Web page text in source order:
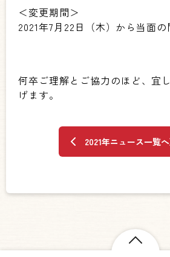
＜変更期間＞
2021年7月22日（木）から当面の
何卒ご理解とご協力のほど、宜
げます。
2021年ニュース一覧